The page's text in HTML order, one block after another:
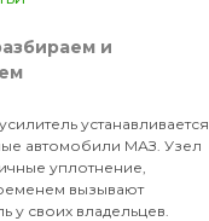
и
устанавливается
автомобили МАЗ. Узел
уплотнение,
вызывают
у своих владельцев.